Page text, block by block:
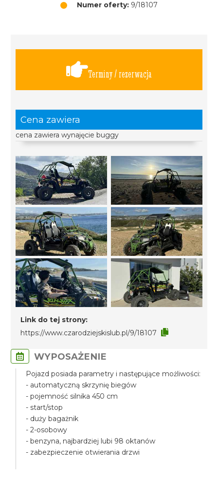
Numer oferty: 9/18107
Terminy / rezerwacja
Cena zawiera
cena zawiera wynajęcie buggy
Link do tej strony:
https://www.czarodziejskislub.pl/9/18107
WYPOSAŻENIE
Pojazd posiada parametry i następujące możliwości:
- automatyczną skrzynię biegów
- pojemność silnika 450 cm
- start/stop
- duży bagażnik
- 2-osobowy
- benzyna, najbardziej lubi 98 oktanów
- zabezpieczenie otwierania drzwi